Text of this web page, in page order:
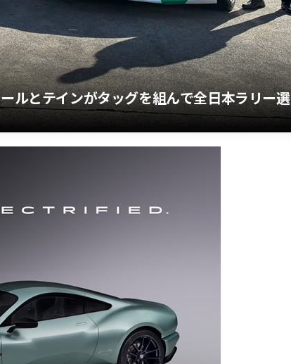
ルとテインがタッグを組んで全日本ラリー選